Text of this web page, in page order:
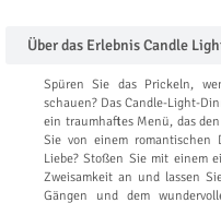
Über das Erlebnis Candle
Spüren Sie das Prickeln,
schauen? Das Candle-Light-
ein traumhaftes Menü, das
Sie von einem romantischen
Liebe? Stoßen Sie mit einem
Zweisamkeit an und lassen
Gängen und dem